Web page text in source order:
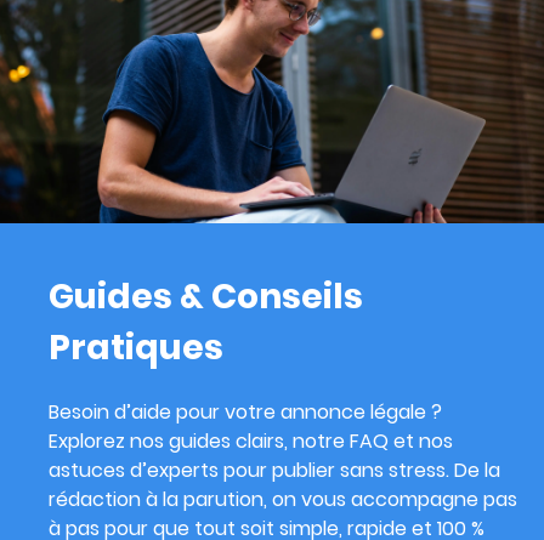
Guides & Conseils
Pratiques
Besoin d’aide pour votre annonce légale ?
Explorez nos guides clairs, notre FAQ et nos
astuces d’experts pour publier sans stress. De la
rédaction à la parution, on vous accompagne pas
à pas pour que tout soit simple, rapide et 100 %